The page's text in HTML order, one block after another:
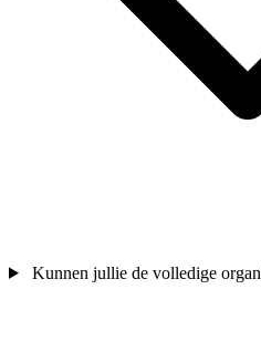
Kunnen jullie de volledige